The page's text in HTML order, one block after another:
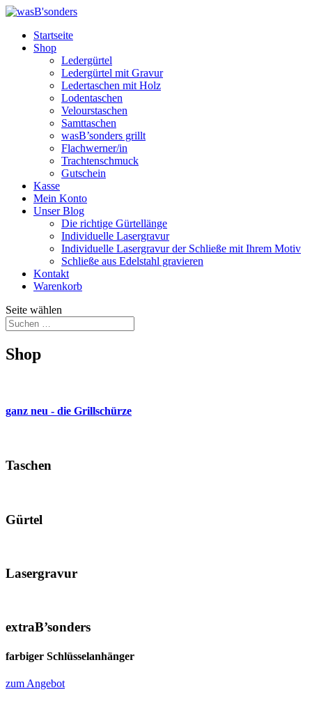
Startseite
Shop
Ledergürtel
Ledergürtel mit Gravur
Ledertaschen mit Holz
Lodentaschen
Velourstaschen
Samttaschen
wasB’sonders grillt
Flachwerner/in
Trachtenschmuck
Gutschein
Kasse
Mein Konto
Unser Blog
Die richtige Gürtellänge
Individuelle Lasergravur
Individuelle Lasergravur der Schließe mit Ihrem Motiv
Schließe aus Edelstahl gravieren
Kontakt
Warenkorb
Seite wählen
Shop
ganz neu - die Grillschürze
Taschen
Gürtel
Lasergravur
extraB’sonders
farbiger Schlüsselanhänger
zum Angebot